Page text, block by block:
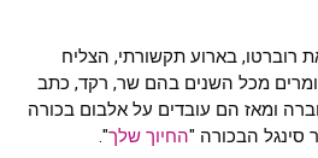
את רוברטו, בארוע תקשורתי, הצליח
מכל השנים בהם שר, רקד, כתב
ומאז הם עובדים על אלבום בכורה
סינגל הבכורה "החיוך שלך".